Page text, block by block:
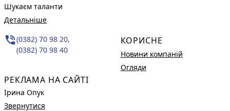
Шукаєм таланти
Детальніше
phone_in_talk(0382) 70 98 20,
(0382) 70 98 40
РЕКЛАМА НА САЙТІ
Ірина Опук
Звернутися
КОРИСНЕ
Новини компаній
Огляди